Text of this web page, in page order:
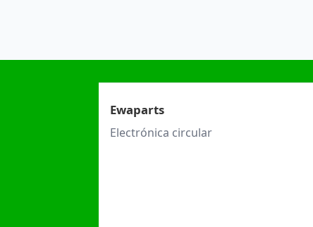
Ewaparts
Electrónica circular